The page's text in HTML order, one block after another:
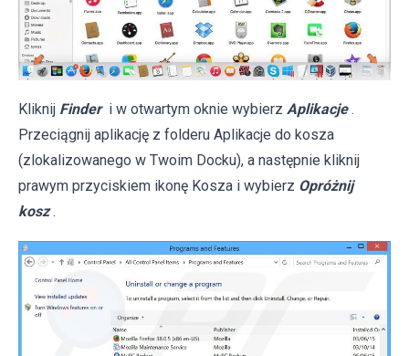
Kliknij Finder i w otwartym oknie wybierz Aplikacje .
Przeciągnij aplikację z folderu Aplikacje do kosza
(zlokalizowanego w Twoim Docku), a następnie kliknij
prawym przyciskiem ikonę Kosza i wybierz Opróżnij
kosz .